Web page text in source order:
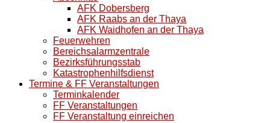
AFK Dobersberg
AFK Raabs an der Thaya
AFK Waidhofen an der Thaya
Feuerwehren
Bereichsalarmzentrale
Bezirksführungsstab
Katastrophenhilfsdienst
Termine & FF Veranstaltungen
Terminkalender
FF Veranstaltungen
FF Veranstaltung einreichen